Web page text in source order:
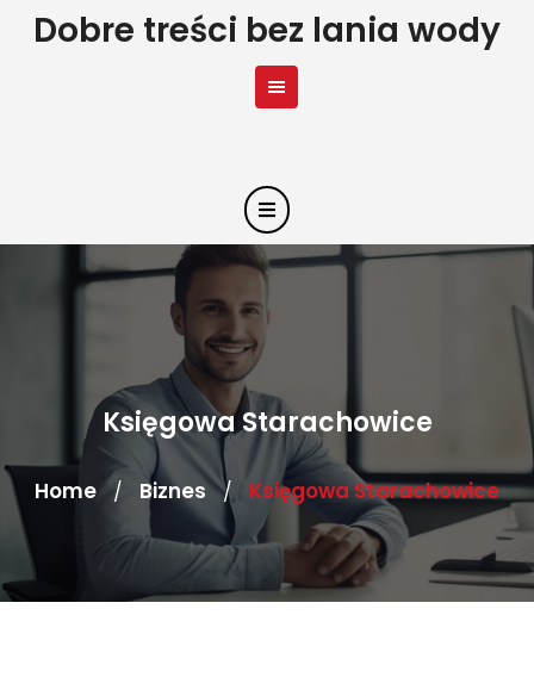
SkipDobre treści bez lania wody
Księgowa Starachowice
Home / Biznes / Księgowa Starachowice